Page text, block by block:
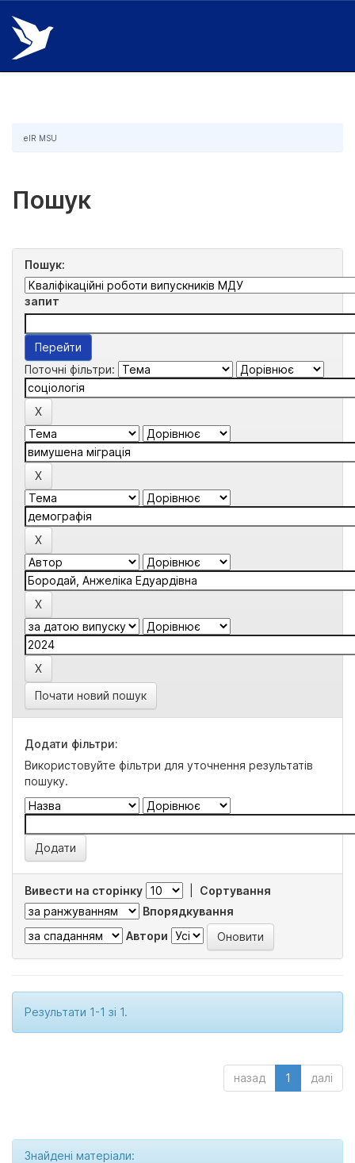
Skip
navigation
eIR MSU
Пошук
Пошук:
запит
Поточні фільтри:
Почати новий пошук
Додати фільтри:
Використовуйте фільтри для уточнення результатів
пошуку.
Вивести на сторінку
Сортування
Впорядкування
Автори
Результати 1-1 зі 1.
назад 1 далі
Знайдені матеріали: